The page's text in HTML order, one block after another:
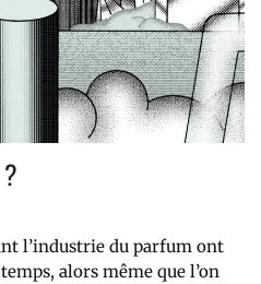
l’industrie du parfum ont
alors même que l’on